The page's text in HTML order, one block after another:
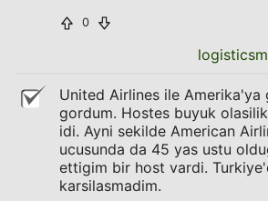
0
United Airlines ile Amerika'ya
gordum. Hostes buyuk
idi. Ayni sekilde American
ucusunda da 45 yas ustu
ettigim bir host vardi.
karsilasmadim.